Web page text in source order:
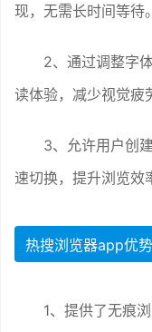
现，无需长时间等待。
2、通过调整字
读体验，减少视觉疲
3、允许用户创
速切换，提升浏览效
热搜浏览器app优势
1、提供了无痕